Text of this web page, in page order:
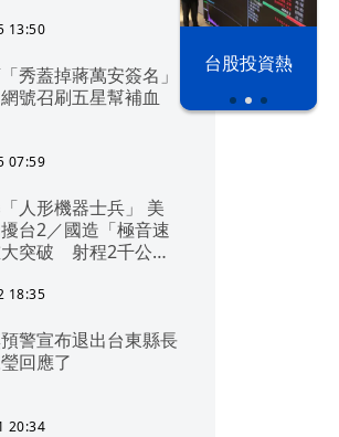
之下
台股投資熱
13:50
秀蓋掉蔣萬安簽名」
號召刷五星幫補血
07:59
人形機器士兵」 美
台2／國造「極音速
突破 射程2千公里
18:35
警宣布退出台東縣長
回應了
20:34